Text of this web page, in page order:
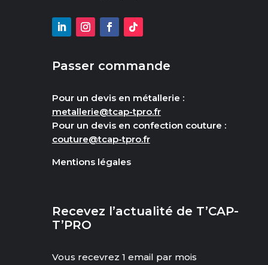
Passer commande
Pour un devis en métallerie :
metallerie@tcap-tpro.fr
Pour un devis en confection couture :
couture@tcap-tpro.fr
Mentions légales
Recevez l’actualité de T’CAP-
T’PRO
Vous recevrez 1 email par mois